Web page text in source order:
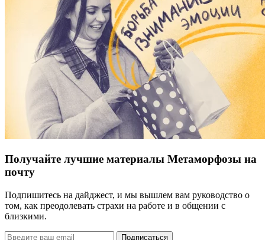
Получайте лучшие материалы Метаморфозы на
почту
Подпишитесь на дайджест, и мы вышлем вам руководство о
том, как преодолевать страхи на работе и в общении с
близкими.
Подписаться